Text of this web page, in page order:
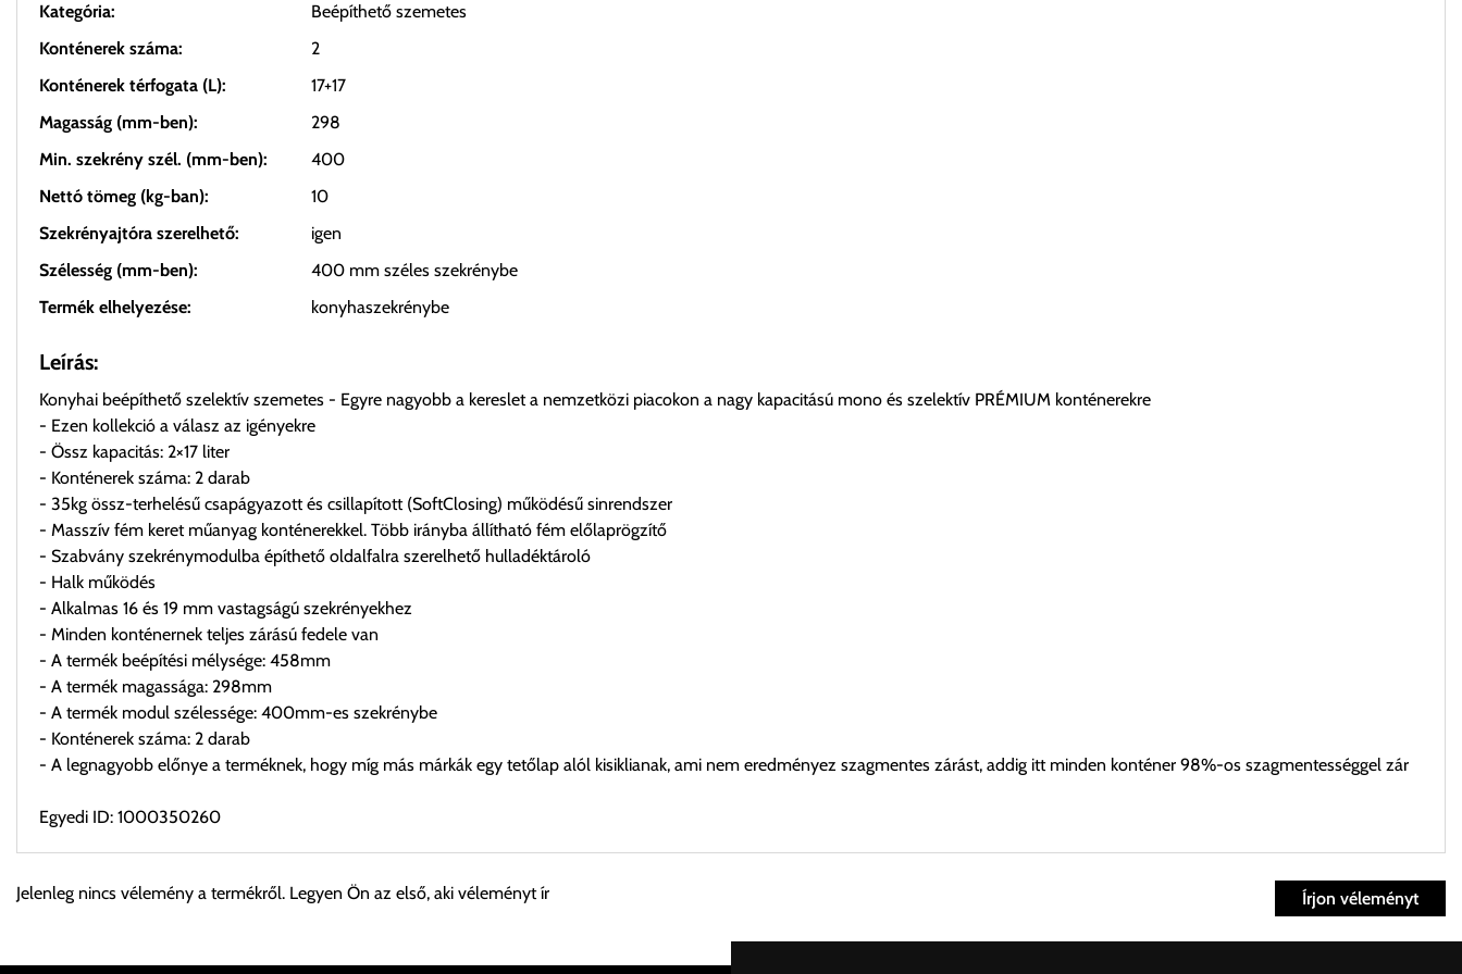
Kategória:
Beépíthető szemetes
Konténerek száma:
2
Konténerek térfogata (L):
17+17
Magasság (mm-ben):
298
Min. szekrény szél. (mm-ben):
400
Nettó tömeg (kg-ban):
10
Szekrényajtóra szerelhető:
igen
Szélesség (mm-ben):
400 mm széles szekrénybe
Termék elhelyezése:
konyhaszekrénybe
Leírás:
Konyhai beépíthető szelektív szemetes - Egyre nagyobb a kereslet a nemzetközi piacokon a nagy kapacitású mono és szelektív PRÉMIUM konténerekre
- Ezen kollekció a válasz az igényekre
- Össz kapacitás: 2×17 liter
- Konténerek száma: 2 darab
- 35kg össz-terhelésű csapágyazott és csillapított (SoftClosing) működésű sinrendszer
- Masszív fém keret műanyag konténerekkel. Több irányba állítható fém előlaprögzítő
- Szabvány szekrénymodulba építhető oldalfalra szerelhető hulladéktároló
- Halk működés
- Alkalmas 16 és 19 mm vastagságú szekrényekhez
- Minden konténernek teljes zárású fedele van
- A termék beépítési mélysége: 458mm
- A termék magassága: 298mm
- A termék modul szélessége: 400mm-es szekrénybe
- Konténerek száma: 2 darab
- A legnagyobb előnye a terméknek, hogy míg más márkák egy tetőlap alól kisiklianak, ami nem eredményez szagmentes zárást, addig itt minden konténer 98%-os szagmentességgel zár
Egyedi ID: 1000350260
Személyes átvétel:
Önnek lehetősége van rendelését a beérkezést követően ingyenesen átvenni Budapesti Cégcsoportunk Stúdiójában előre egyeztetett időpontban.
Írjon véleményt
Jelenleg nincs vélemény a termékről. Legyen Ön az első, aki véleményt ír